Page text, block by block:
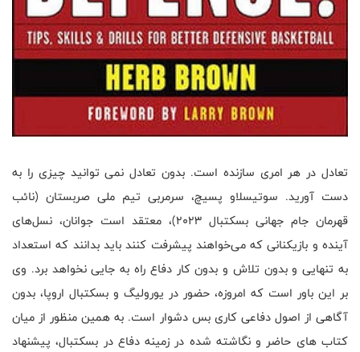
تعادل در هر امری سازنده است. بدون تعادل نمی توانید چیزی را به
دست آورید. سوتیسلاو پسیچ، سرمربی تیم ملی صربستان (نائب
قهرمان جام جهانی بسکتبال ۲۰۲۳)، معتقد است جوانان، نسل‌های
آینده و بازیکنانی که می‌خواهند پیشرفت کنند باید بدانند که استعداد
به تنهایی و بدون تلاش و بدون کار دفاع راه به جایی نخواهد برد. وی
بر این باور است که امروزه، حضور در یورولیگ و بسکتبال اروپا، بدون
آگاهی از اصول دفاعی کاری بس دشوار است. به همین منظور از میان
کتاب های حاضر و نگاشته شده در زمینه دفاع در بسکتبال، پیشنهاد